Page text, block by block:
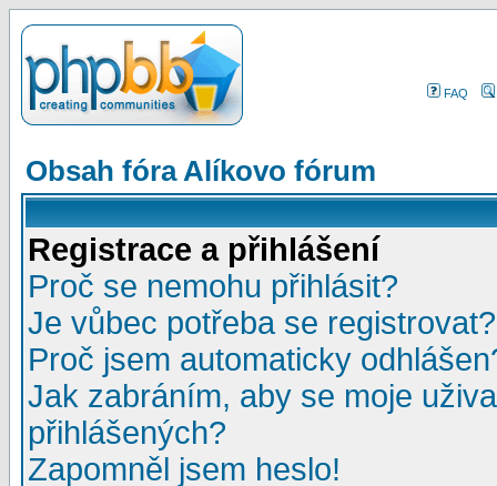
FAQ
Obsah fóra Alíkovo fórum
Registrace a přihlášení
Proč se nemohu přihlásit?
Je vůbec potřeba se registrovat?
Proč jsem automaticky
Jak zabráním, aby se moje
přihlášených?
Zapomněl jsem heslo!